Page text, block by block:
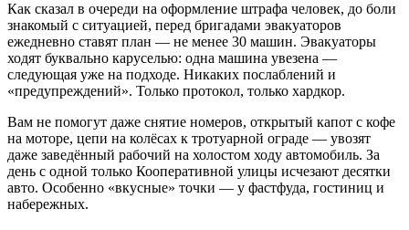
Как сказал в очереди на оформление штрафа человек, до боли
знакомый с ситуацией, перед бригадами эвакуаторов
ежедневно ставят план — не менее 30 машин. Эвакуаторы
ходят буквально каруселью: одна машина увезена —
следующая уже на подходе. Никаких послаблений и
«предупреждений». Только протокол, только хардкор.
Вам не помогут даже снятие номеров, открытый капот с кофе
на моторе, цепи на колёсах к тротуарной ограде — увозят
даже заведённый рабочий на холостом ходу автомобиль. За
день с одной только Кооперативной улицы исчезают десятки
авто. Особенно «вкусные» точки — у фастфуда, гостиниц и
набережных.